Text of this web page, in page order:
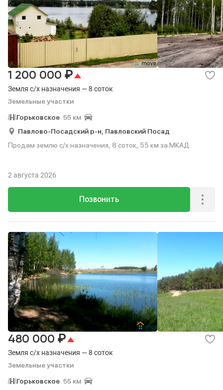
Земля с/х назначения — 8 соток
Земельные участки
1 200 000 ₽
Горьковское 55 км
Павлово-Посадский р-н, Павловский Посад
Продам землю с/х назначения, 8 соток, 55 км за МКАД.
Позвонить
2 августа 2026
Земля с/х назначения — 8 соток
Земельные участки
480 000 ₽
Горьковское 55 км